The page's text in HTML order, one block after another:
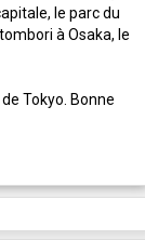
le parc du
à Osaka, le
Tokyo. Bonne